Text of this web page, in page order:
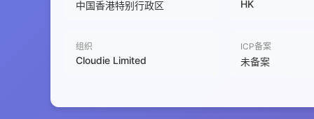
中国香港特别行政区 HK
组织
Cloudie Limited
ICP备案
未备案